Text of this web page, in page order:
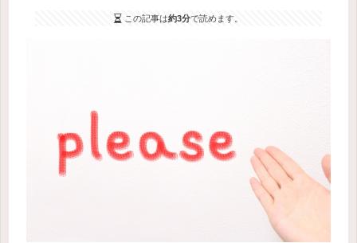
この記事は約3分で読めます。